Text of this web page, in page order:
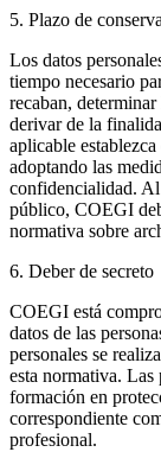
5. Plazo de
Los datos
tiempo necesario
recaban,
derivar de la
aplicable
adoptando las
confidencialidad. Al
público, COEGI
normativa sobre
6. Deber de secreto
COEGI está
datos de las
personales se
esta normativa.
formación en
correspondiente
profesional.